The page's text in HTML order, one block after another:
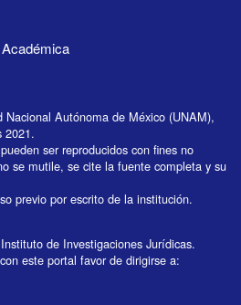
Nacional Autónoma de México (UNAM),
2021.
ser reproducidos con fines no
se mutile, se cite la fuente completa y su
previo por escrito de la institución.
de Investigaciones Jurídicas.
este portal favor de dirigirse a: